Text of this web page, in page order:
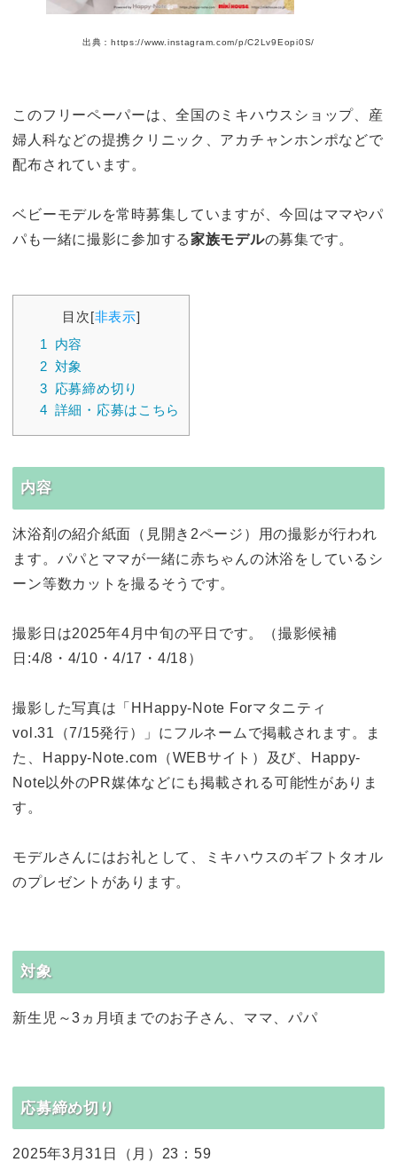
出典：https://www.instagram.com/p/C2Lv9Eopi0S/
このフリーペーパーは、全国のミキハウスショップ、産
婦人科などの提携クリニック、アカチャンホンポなどで
配布されています。
ベビーモデルを常時募集していますが、今回はママやパ
パも一緒に撮影に参加する家族モデルの募集です。
目次[非表示]
1
内容
2 対象
3 応募締め切り
4 詳細・応募はこちら
内容
沐浴剤の紹介紙面（見開き2ページ）用の撮影が行われ
ます。パパとママが一緒に赤ちゃんの沐浴をしているシ
ーン等数カットを撮るそうです。
撮影日は2025年4月中旬の平日です。（撮影候補
日:4/8・4/10・4/17・4/18）
撮影した写真は「HHappy-Note Forマタニティ
vol.31（7/15発行）」にフルネームで掲載されます。ま
た、Happy-Note.com（WEBサイト）及び、Happy-
Note以外のPR媒体などにも掲載される可能性がありま
す。
モデルさんにはお礼として、ミキハウスのギフトタオル
のプレゼントがあります。
対象
新生児～3ヵ月頃までのお子さん、ママ、パパ
応募締め切り
2025年3月31日（月）23：59